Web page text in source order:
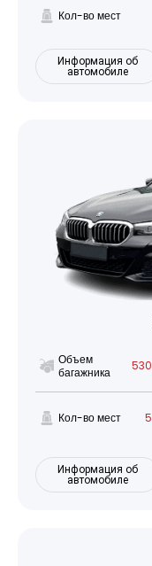
Кол-во мест
Информация об
автомобиле
Объем
багажника
530
Кол-во мест 5
Информация об
автомобиле